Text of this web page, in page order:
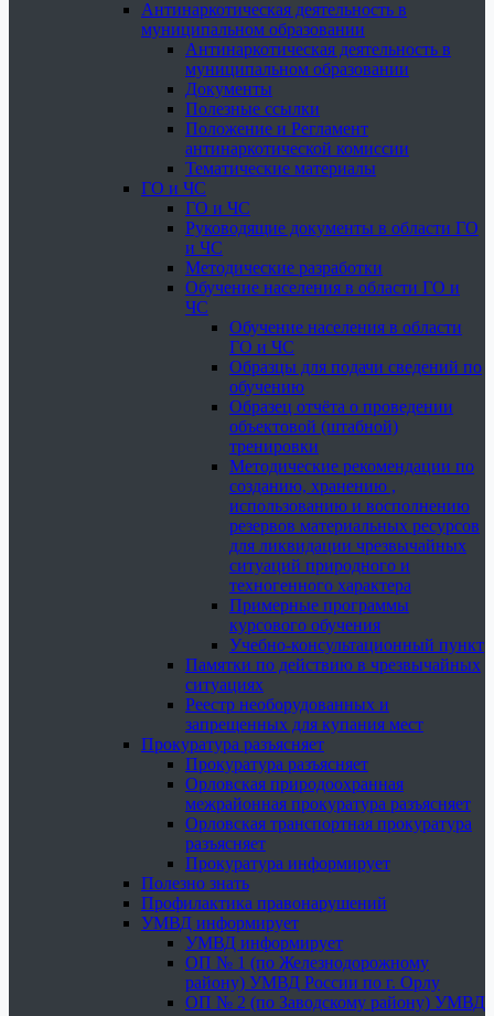
Антинаркотическая деятельность в
муниципальном образовании
Антинаркотическая деятельность в
муниципальном образовании
Документы
Полезные ссылки
Положение и Регламент
антинаркотической комиссии
Тематические материалы
ГО и ЧС
ГО и ЧС
Руководящие документы в области ГО
и ЧС
Методические разработки
Обучение населения в области ГО и
ЧС
Обучение населения в области
ГО и ЧС
Образцы для подачи сведений по
обучению
Образец отчёта о проведении
объектовой (штабной)
тренировки
Методические рекомендации по
созданию, хранению ,
использованию и восполнению
резервов материальных ресурсов
для ликвидации чрезвычайных
ситуаций природного и
техногенного характера
Примерные программы
курсового обучения
Учебно-консультационный пункт
Памятки по действию в чрезвычайных
ситуациях
Реестр необорудованных и
запрещенных для купания мест
Прокуратура разъясняет
Прокуратура разъясняет
Орловская природоохранная
межрайонная прокуратура разъясняет
Орловская транспортная прокуратура
разъясняет
Прокуратура информирует
Полезно знать
Профилактика правонарушений
УМВД информирует
УМВД информирует
ОП № 1 (по Железнодорожному
району) УМВД России по г. Орлу
ОП № 2 (по Заводскому району) УМВД